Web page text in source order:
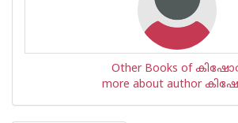
Other Books of
more about author